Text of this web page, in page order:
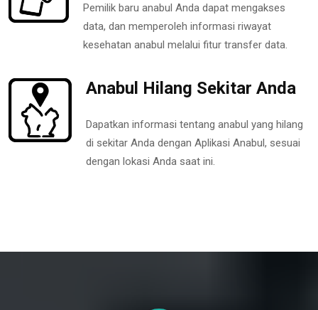
Pemilik baru anabul Anda dapat mengakses
data, dan memperoleh informasi riwayat
kesehatan anabul melalui fitur transfer data.
Anabul Hilang Sekitar Anda
Dapatkan informasi tentang anabul yang hilang
di sekitar Anda dengan Aplikasi Anabul, sesuai
dengan lokasi Anda saat ini.